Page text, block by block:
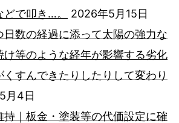
で叩き…。
2026年5月15日
日数の経過に添って太陽の強力な
け等のような経年が影響する劣化
すんできたりしたりして変わり
月4日
持｜板金・塗装等の代価設定に確